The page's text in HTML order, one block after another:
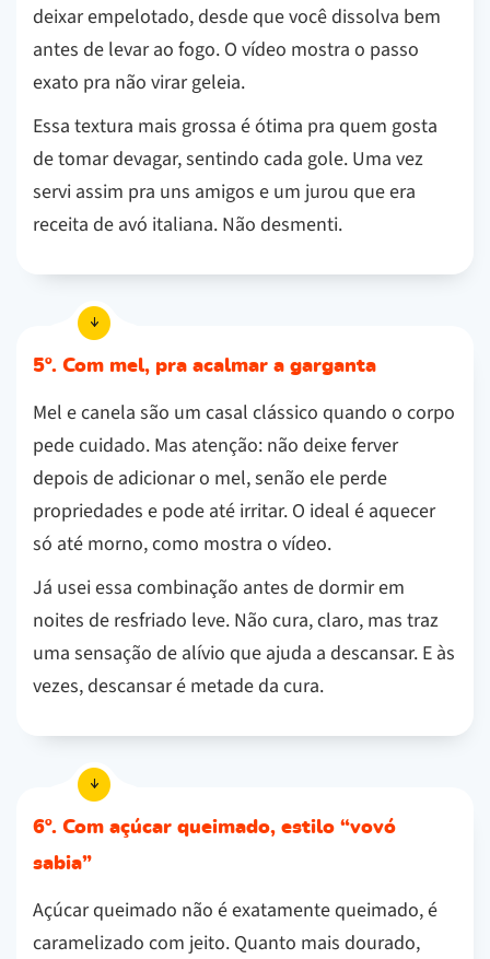
deixar empelotado, desde que você dissolva bem
antes de levar ao fogo. O vídeo mostra o passo
exato pra não virar geleia.
Essa textura mais grossa é ótima pra quem gosta
de tomar devagar, sentindo cada gole. Uma vez
servi assim pra uns amigos e um jurou que era
receita de avó italiana. Não desmenti.
5º. Com mel, pra acalmar a garganta
Mel e canela são um casal clássico quando o corpo
pede cuidado. Mas atenção: não deixe ferver
depois de adicionar o mel, senão ele perde
propriedades e pode até irritar. O ideal é aquecer
só até morno, como mostra o vídeo.
Já usei essa combinação antes de dormir em
noites de resfriado leve. Não cura, claro, mas traz
uma sensação de alívio que ajuda a descansar. E às
vezes, descansar é metade da cura.
6º. Com açúcar queimado, estilo “vovó
sabia”
Açúcar queimado não é exatamente queimado, é
caramelizado com jeito. Quanto mais dourado,